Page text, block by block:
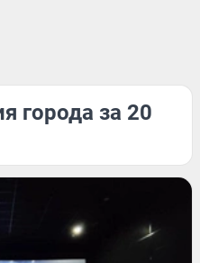
города за 20